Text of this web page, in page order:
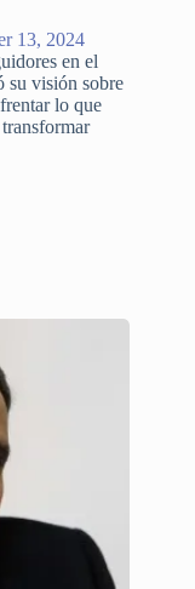
13, 2024
en el
su visión sobre
lo que